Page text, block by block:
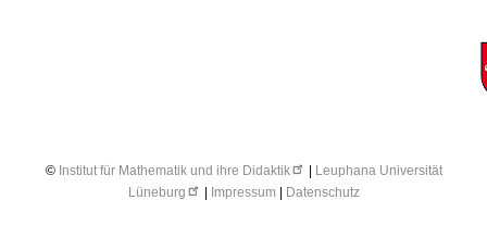
© Institut für Mathematik und ihre Didaktik | Leuphana Universität
Lüneburg
| Impressum| Datenschutz